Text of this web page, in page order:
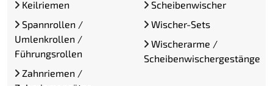
Keilriemen
Spannrollen /
Umlenkrollen /
Führungsrollen
Zahnriemen /
Scheibenwischer
Wischer-Sets
Wischerarme /
Scheibenwischergestänge